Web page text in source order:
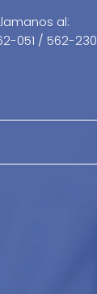
al:
051 / 562-